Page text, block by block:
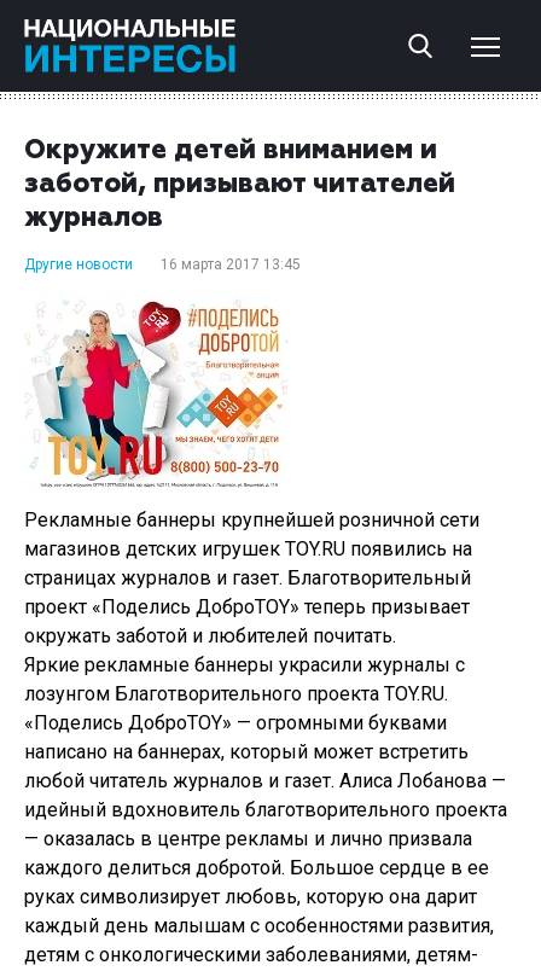
Окружите детей вниманием и
заботой, призывают читателей
журналов
Другие новости 16 марта 2017 13:45
Рекламные баннеры крупнейшей розничной сети
магазинов детских игрушек TOY.RU появились на
страницах журналов и газет. Благотворительный
проект «Поделись ДоброTOY» теперь призывает
окружать заботой и любителей почитать.
Яркие рекламные баннеры украсили журналы с
лозунгом Благотворительного проекта TOY.RU.
«Поделись ДоброTOY» — огромными буквами
написано на баннерах, который может встретить
любой читатель журналов и газет. Алиса Лобанова —
идейный вдохновитель благотворительного проекта
— оказалась в центре рекламы и лично призвала
каждого делиться добротой. Большое сердце в ее
руках символизирует любовь, которую она дарит
каждый день малышам с особенностями развития,
детям с онкологическими заболеваниями, детям-